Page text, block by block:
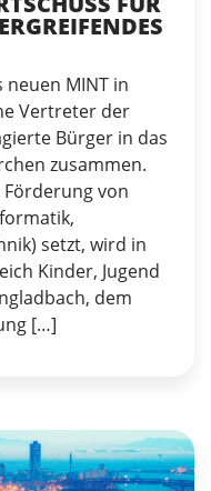
MINT in
Vertreter der
Bürger in das
zusammen.
von
setzt, wird in
Kinder, Jugend
dem
[…]